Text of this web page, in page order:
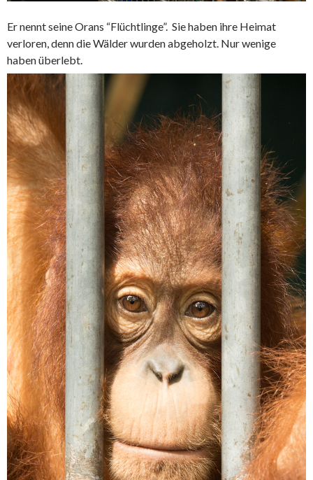
Er nennt seine Orans “Flüchtlinge”. Sie haben ihre Heimat
verloren, denn die Wälder wurden abgeholzt. Nur wenige
haben überlebt.